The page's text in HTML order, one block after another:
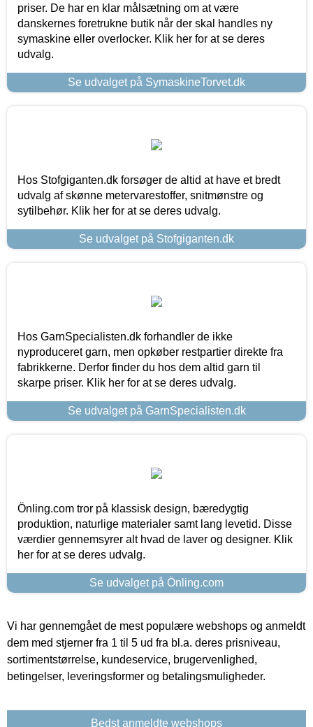
priser. De har en klar målsætning om at være
danskernes foretrukne butik når der skal handles ny
symaskine eller overlocker. Klik her for at se deres
udvalg.
Se udvalget på SymaskineTorvet.dk
Hos Stofgiganten.dk forsøger de altid at have et bredt
udvalg af skønne metervarestoffer, snitmønstre og
sytilbehør. Klik her for at se deres udvalg.
Se udvalget på Stofgiganten.dk
Hos GarnSpecialisten.dk forhandler de ikke
nyproduceret garn, men opkøber restpartier direkte fra
fabrikkerne. Derfor finder du hos dem altid garn til
skarpe priser. Klik her for at se deres udvalg.
Se udvalget på GarnSpecialisten.dk
Önling.com tror på klassisk design, bæredygtig
produktion, naturlige materialer samt lang levetid. Disse
værdier gennemsyrer alt hvad de laver og designer. Klik
her for at se deres udvalg.
Se udvalget på Önling.com
Vi har gennemgået de mest populære webshops og anmeldt
dem med stjerner fra 1 til 5 ud fra bl.a. deres prisniveau,
sortimentstørrelse, kundeservice, brugervenlighed,
betingelser, leveringsformer og betalingsmuligheder.
Bedst anmeldte webshops